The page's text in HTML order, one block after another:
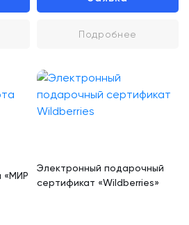
Подробнее
«МИР
Электронный подарочный
сертификат «Wildberries»